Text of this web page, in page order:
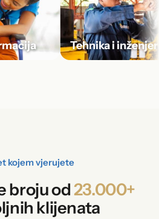
Tehnika i
kojem vjerujete
broju od23.000+
klijenata